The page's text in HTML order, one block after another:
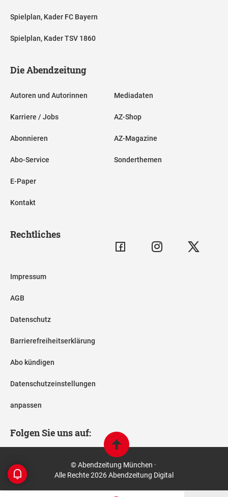
Spielplan, Kader FC Bayern
Spielplan, Kader TSV 1860
Die Abendzeitung
Autoren und Autorinnen
Karriere / Jobs
Abonnieren
Abo-Service
E-Paper
Kontakt
Mediadaten
AZ-Shop
AZ-Magazine
Sonderthemen
Rechtliches
Impressum
AGB
Datenschutz
Barrierefreiheitserklärung
Abo kündigen
Datenschutzeinstellungen
anpassen
Folgen Sie uns auf:
© Abendzeitung München ·
Alle Rechte 2026 Abendzeitung Digital